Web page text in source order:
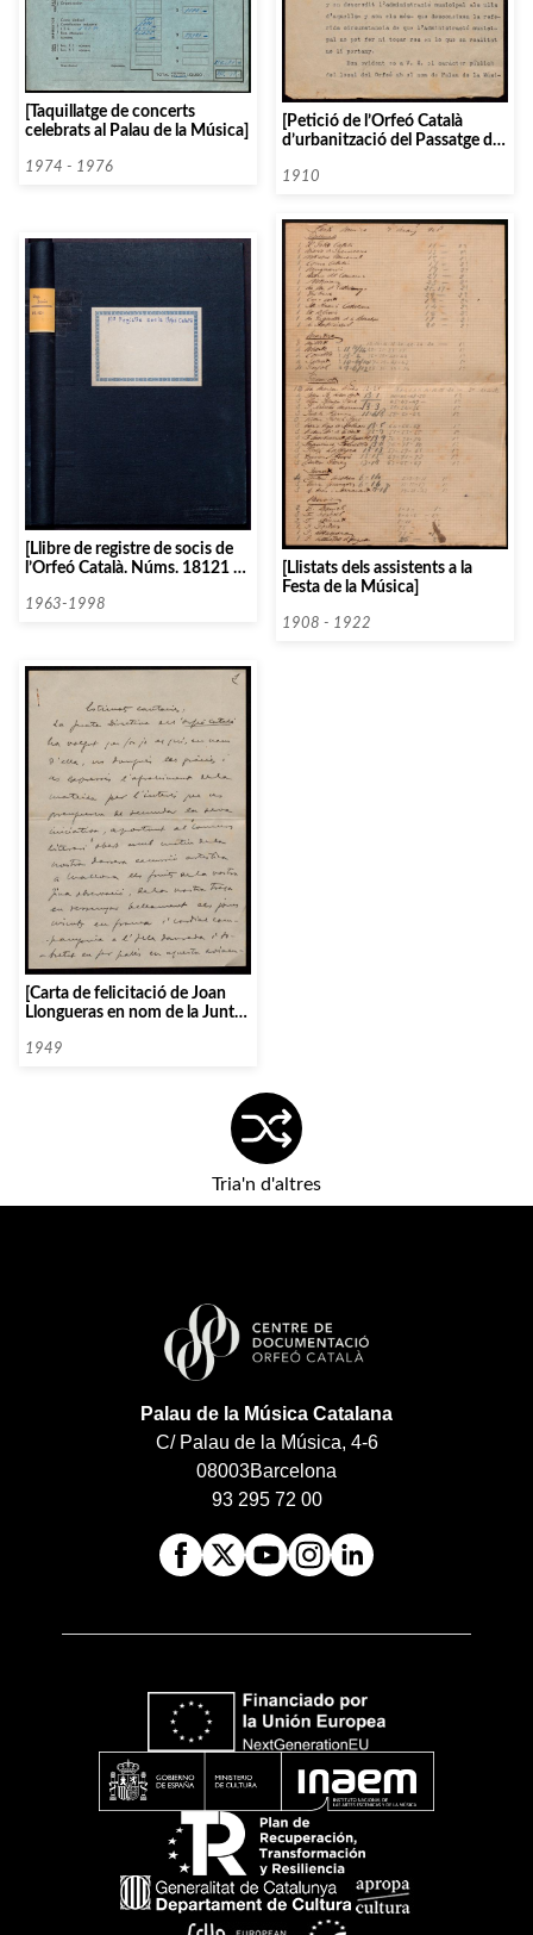
[Taquillatge de concerts
celebrats al Palau de la Música]
1974 - 1976
[Petició de l’Orfeó Català
d’urbanització del Passatge de
Barcelona]
1910
[Llibre de registre de socis de
l’Orfeó Català. Núms. 18121 –
1963-1998
[Llistats dels assistents a la
Festa de la Música]
1908 - 1922
[Carta de felicitació de Joan
Llongueras en nom de la Junta
cantaires per la seva actuació a
1949
Tria'n d'altres
Palau de la Música Catalana
C/ Palau de la Música, 4-6
08003Barcelona
93 295 72 00